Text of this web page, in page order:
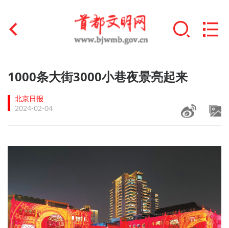
首页
文明创建
文明培育
+
榜样人物
身边好人
1000条大街3000小巷夜景亮起来
北京日报
2024-02-04